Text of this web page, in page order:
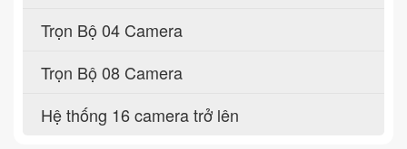
Trọn Bộ 04 Camera
Trọn Bộ 08 Camera
Hệ thống 16 camera trở lên